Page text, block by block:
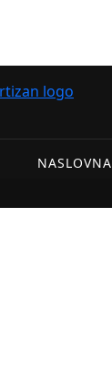
NASLOVNA